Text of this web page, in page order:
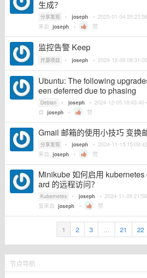
生成？
分享发现 • joseph • 2025-01-04 20:23:58
来自 joseph • 赞
监控告警 Keep
开源项目 • joseph • 2024-12-09 09:31:00
Ubuntu: The following
een deferred due to phasing
Debian • joseph • 2024-12-05 18:43:40
自 joseph • 赞
Gmail 邮箱的使用小技巧 变换
分享发现 • joseph • 2024-11-15 15:09:42
来自 joseph • 赞
Minikube 如何启用
ard 的远程访问？
Kubernetes • joseph • 2024-11-09
复来自 joseph • 赞
1 2 3 … 21 22
节点导航